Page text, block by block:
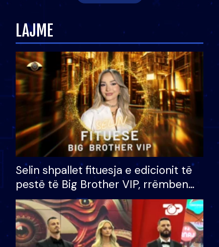
LAJME
Selin shpallet fituesja e edicionit të
pestë të Big Brother VIP, rrëmben
çmimin e madh prej 100 mijë eurosh